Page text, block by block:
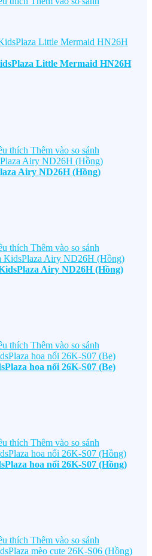
Little Mermaid HN26H
thích Thêm vào so sánh
Airy ND26H (Hồng)
thích Thêm vào so sánh
Airy ND26H (Hồng)
thích Thêm vào so sánh
hoa nổi 26K-S07 (Be)
thích Thêm vào so sánh
hoa nổi 26K-S07 (Hồng)
thích Thêm vào so sánh